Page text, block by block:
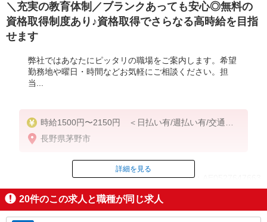
＼充実の教育体制／ブランクあっても安心◎無料の
資格取得制度あり♪資格取得でさらなる高時給を目指
せます
弊社ではあなたにピッタリの職場をご案内します。希望
勤務地や曜日・時間などお気軽にご相談ください。担
当...
時給1500円〜2150円 ＜日払い有/週払い有/交通費
全支給(ガソリン代含む)＞
長野県茅野市
ID：AE0527647663
掲載期間終了
詳細を見る
20件のこの求人と職種が同じ求人